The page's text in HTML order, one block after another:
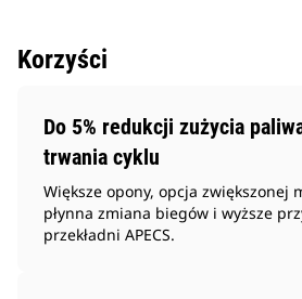
Korzyści
Do 5% redukcji zużycia
trwania cyklu
Większe opony, opcja zwiększonej
płynna zmiana biegów i wyższe
przekładni APECS.